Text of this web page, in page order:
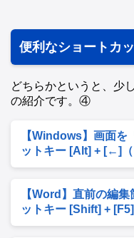
便利なショート
どちらかというと、少
の紹介です。④
【Windows】画面を
ットキー [Alt] + [←]
【Word】直前の編
ットキー [Shift] + [F5]